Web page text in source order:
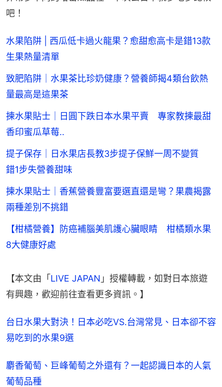
吧！
水果陷阱 | 西瓜低卡過火龍果？愈甜愈高卡是錯13款
生果熱量清單
致肥陷阱｜水果茶比珍奶健康？營養師揭4類台飲熱
量最高是這果茶
揀水果貼士｜日圓下跌日本水果平賣 專家教揀最甜
香印蜜瓜草莓..
提子保存｜日水果店長教3步提子保鮮一周不變質
錯1步失營養甜味
揀水果貼士｜香蕉營養豐富要選直還是彎？果農揭露
兩種差別不挑錯
【柑橘營養】防癌補腦美肌護心臟眼睛 柑橘類水果
8大健康好處
【本文由「LIVE JAPAN 」授權轉載，如對日本旅遊
有興趣，歡迎前往查看更多資訊。】
台日水果大對決！日本必吃VS.台灣常見、日本卻不容
易吃到的水果9選
麝香葡萄、巨峰葡萄之外還有？一起認識日本的人氣
葡萄品種